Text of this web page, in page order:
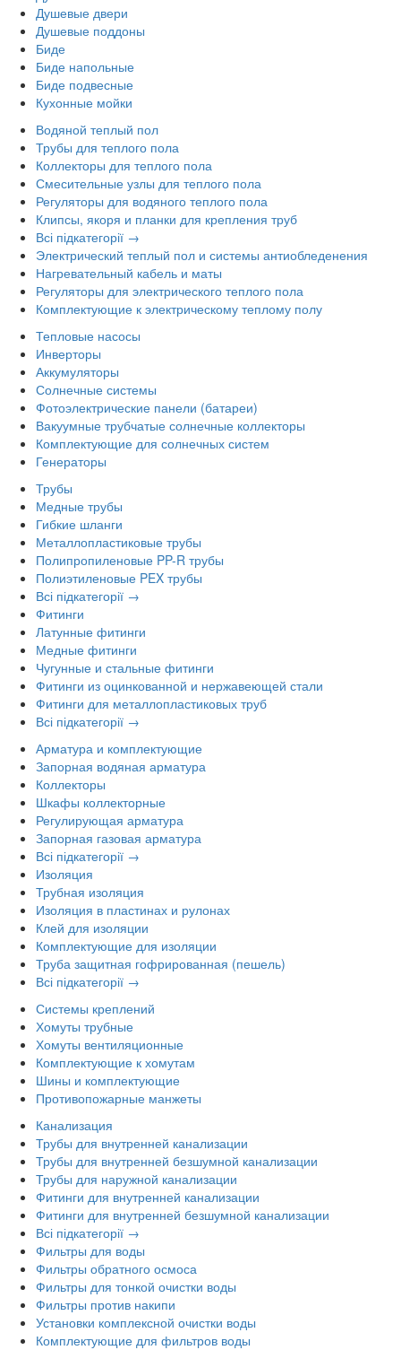
Душевые двери
Душевые поддоны
Биде
Биде напольные
Биде подвесные
Кухонные мойки
Водяной теплый пол
Трубы для теплого пола
Коллекторы для теплого пола
Смесительные узлы для теплого пола
Регуляторы для водяного теплого пола
Клипсы, якоря и планки для крепления труб
Всі підкатегорії →
Электрический теплый пол и системы антиобледенения
Нагревательный кабель и маты
Регуляторы для электрического теплого пола
Комплектующие к электрическому теплому полу
Тепловые насосы
Инверторы
Аккумуляторы
Солнечные системы
Фотоэлектрические панели (батареи)
Вакуумные трубчатые солнечные коллекторы
Комплектующие для солнечных систем
Генераторы
Трубы
Медные трубы
Гибкие шланги
Металлопластиковые трубы
Полипропиленовые PP-R трубы
Полиэтиленовые PEX трубы
Всі підкатегорії →
Фитинги
Латунные фитинги
Медные фитинги
Чугунные и стальные фитинги
Фитинги из оцинкованной и нержавеющей стали
Фитинги для металлопластиковых труб
Всі підкатегорії →
Арматура и комплектующие
Запорная водяная арматура
Коллекторы
Шкафы коллекторные
Регулирующая арматура
Запорная газовая арматура
Всі підкатегорії →
Изоляция
Трубная изоляция
Изоляция в пластинах и рулонах
Клей для изоляции
Комплектующие для изоляции
Труба защитная гофрированная (пешель)
Всі підкатегорії →
Системы креплений
Хомуты трубные
Хомуты вентиляционные
Комплектующие к хомутам
Шины и комплектующие
Противопожарные манжеты
Канализация
Трубы для внутренней канализации
Трубы для внутренней безшумной канализации
Трубы для наружной канализации
Фитинги для внутренней канализации
Фитинги для внутренней безшумной канализации
Всі підкатегорії →
Фильтры для воды
Фильтры обратного осмоса
Фильтры для тонкой очистки воды
Фильтры против накипи
Установки комплексной очистки воды
Комплектующие для фильтров воды